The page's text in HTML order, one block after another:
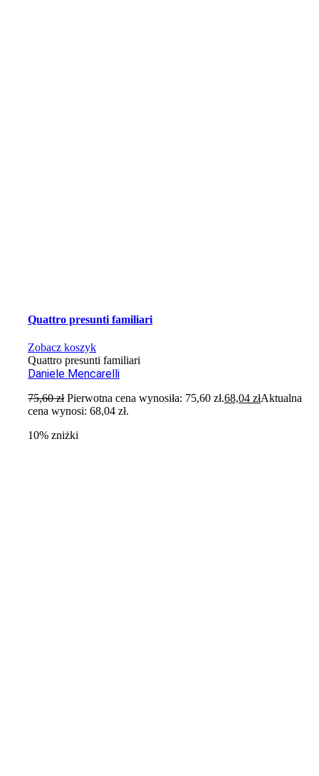
Quattro presunti familiari
Zobacz koszyk
Quattro presunti familiari
Daniele Mencarelli
75,60zł Pierwotna cena wynosiła: 75,60 zł.68,04złAktualna
cena wynosi: 68,04 zł.
10% zniżki